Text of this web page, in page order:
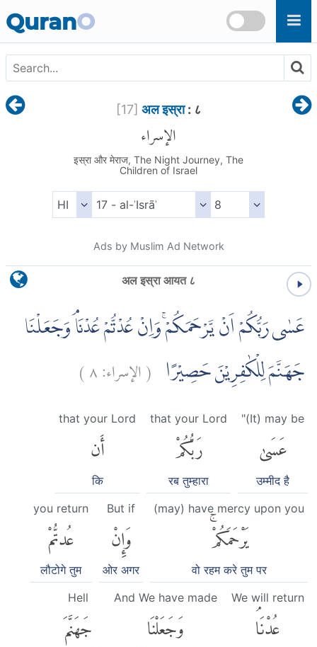
QuranO
[17] अल इस्रा: ८
الإسراء
इस्रा और मेराज, The Night Journey, The
Children of Israel
Ads by Muslim Ad Network
अल इस्रा आयत ८
عَسٰى رَبُّكُمْ اَنْ يَّرْحَمَكُمْۚ وَاِنْ عُدْتُّمْ عُدْنَاۘ وَجَعَلْنَا
جَهَنَّمَ لِلْكٰفِرِيْنَ حَصِيْرًا (الإسراء:٨)
"(It) may be
عَسَىٰ
उम्मीद है
that your Lord
رَبُّكُمْ
रब तुम्हारा
that your Lord
أَن
कि
(may) have mercy upon you
يَرْحَمَكُمْۚ
वो रहम करे तुम पर
But if
وَإِنْ
ओर अगर
you return
عُدتُّمْ
लौटोगे तुम
We will return
عُدْنَاۘ
And We have made
وَجَعَلْنَا
Hell
جَهَنَّمَ